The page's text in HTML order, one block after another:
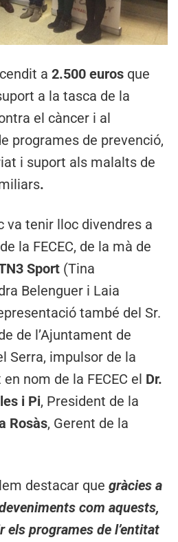
a 2.500 euros que
a la tasca de la
el càncer i al
programes de prevenció,
i suport als malalts de
.
va tenir lloc divendres a
la FECEC, de la mà de
Sport (Tina
Belenguer i Laia
també del Sr.
de l’Ajuntament de
Serra, impulsor de la
nom de la FECEC el Dr.
i Pi, President de la
Rosàs, Gerent de la
destacar que gràcies a
com aquests,
els programes de l’entitat